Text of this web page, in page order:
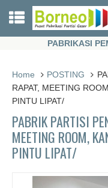
PABRIKASI
Home
POSTING
RAPAT, MEETING
PINTU LIPAT/
PABRIK PARTISI
MEETING ROOM,
PINTU LIPAT/